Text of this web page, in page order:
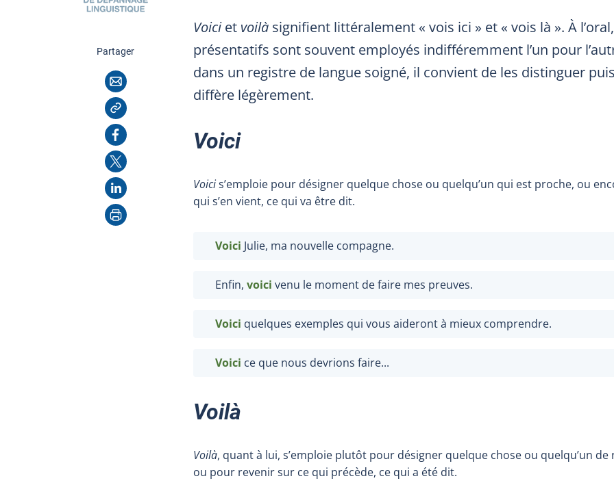
Partagercette page
Courriel
Copier l'adresse
Facebook
X
LinkedIn
Imprimer
Voiciet voilà signifient littéralement « vois ici » et « vois là ». À
présentatifs sont souvent employés indifféremment l’un pour
dans un registre de langue soigné, il convient de les distinguer
diffère légèrement.
Voici
Voicis’emploie pour désigner quelque chose ou quelqu’un qui est proche, ou
qui s’en vient, ce qui va être dit.
Voici Julie, ma nouvelle compagne.
Enfin, voici venu le moment de faire mes preuves.
Voici quelques exemples qui vous aideront à mieux comprendre.
Voici ce que nous devrions faire...
Voilà
Voilà, quant à lui, s’emploie plutôt pour désigner quelque chose ou quelqu’un
ou pour revenir sur ce qui précède, ce qui a été dit.